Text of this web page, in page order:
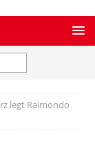
legt Raimondo